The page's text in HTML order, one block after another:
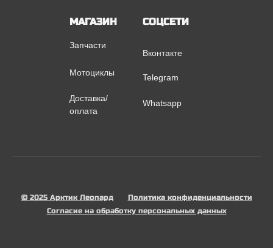
Whatsapp
Telegram
Вконтакте
СОЦСЕТИ
Доставка/
оплата
Мотоциклы
Запчасти
МАГАЗИН
© 2025 Арктик Леопард
Политика конфиденциальности
Согласие на обработку персональных данных